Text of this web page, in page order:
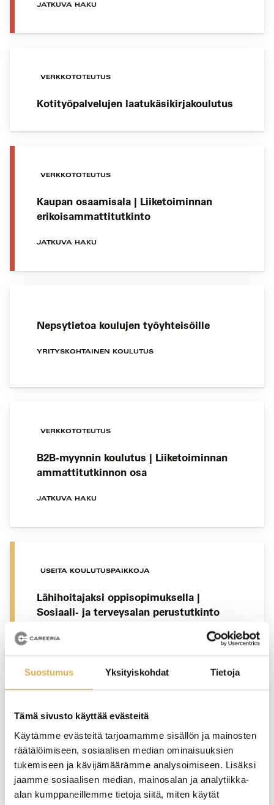
Suostumus Yksityiskohdat Tietoja
Tämä sivusto käyttää evästeitä
Käytämme evästeitä tarjoamamme sisällön ja mainosten
räätälöimiseen, sosiaalisen median ominaisuuksien
tukemiseen ja kävijämäärämme analysoimiseen. Lisäksi
jaamme sosiaalisen median, mainosalan ja analytiikka-
alan kumppaneillemme tietoja siitä, miten käytät
JATKUVA HAKU
VERKKOTOTEUTUS
Kotityöpalvelujen laatukäsikirjakoulutus
VERKKOTOTEUTUS
Kaupan osaamisala | Liiketoiminnan
erikoisammattitutkinto
JATKUVA HAKU
Nepsytietoa koulujen työyhteisöille
YRITYSKOHTAINEN KOULUTUS
VERKKOTOTEUTUS
B2B-myynnin koulutus | Liiketoiminnan
ammattitutkinnon osa
JATKUVA HAKU
USEITA KOULUTUSPAIKKOJA
Lähihoitajaksi oppisopimuksella |
Sosiaali- ja terveysalan perustutkinto
JATKUVA HAKU
Puhtaanapidon perusteet eläinten parissa
työskenteleville
YRITYSKOHTAINEN KOULUTUS